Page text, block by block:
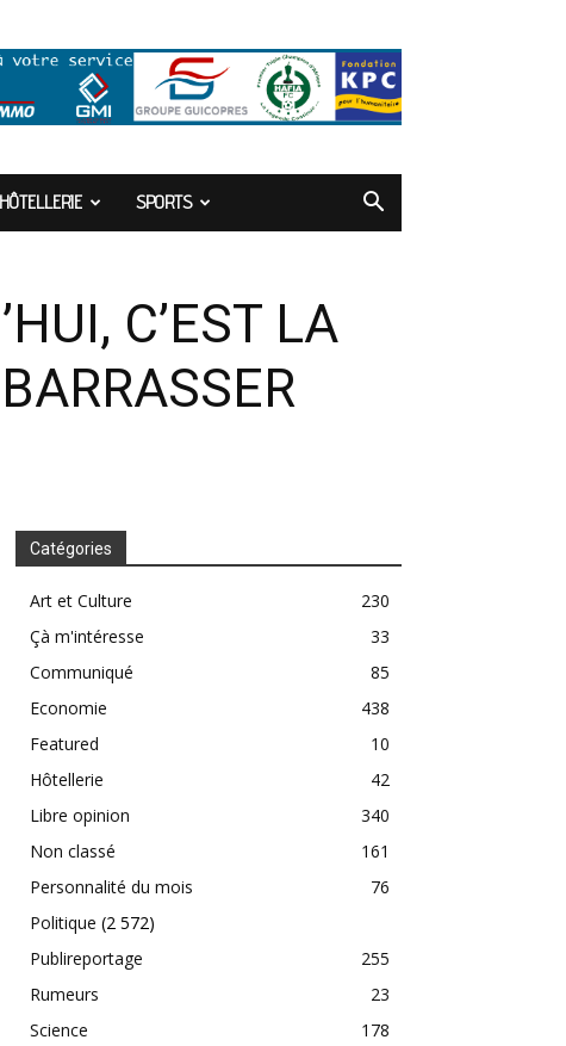
HÔTELLERIE SPORTS
C’EST LA
Catégories
Art et Culture
230
Çà m'intéresse
33
Communiqué
85
Economie
438
Featured
10
Hôtellerie
42
Libre opinion
340
Non classé
161
Personnalité du mois
76
Politique (2 572)
Publireportage
255
Rumeurs
23
Science
178